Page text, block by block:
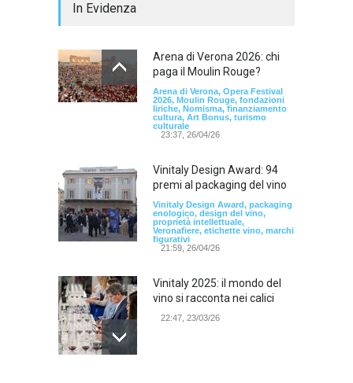
In Evidenza
Arena di Verona 2026: chi
paga il Moulin Rouge?
Arena di Verona, Opera Festival
2026, Moulin Rouge, fondazioni
liriche, Nomisma, finanziamento
cultura, Art Bonus, turismo
culturale
23:37, 26/04/26
Vinitaly Design Award: 94
premi al packaging del vino
Vinitaly Design Award, packaging
enologico, design del vino,
proprietà intellettuale,
Veronafiere, etichette vino, marchi
figurativi
21:59, 26/04/26
Vinitaly 2025: il mondo del
vino si racconta nei calici
22:47, 23/03/26